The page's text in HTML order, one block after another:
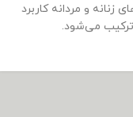
و مردانه کاربرد
ترکیب می‌شود.